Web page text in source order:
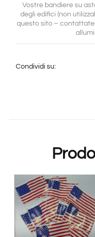
Vostre bandiere su
degli edifici (non
questo sito –
Condividi su: